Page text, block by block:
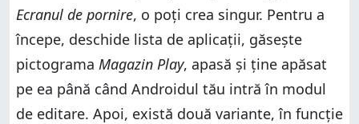
Ecranul de pornire, o poți crea singur. Pentru a
începe, deschide lista de aplicații, găsește
pictograma Magazin Play, apasă și ține apăsat
pe ea până când Androidul tău intră în modul
de editare. Apoi, există două variante, în funcție